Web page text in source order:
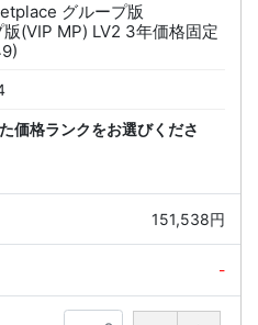
グループ版
(VIP MP) LV2 3年価格固定
価格ランクをお選びくださ
151,538円
-